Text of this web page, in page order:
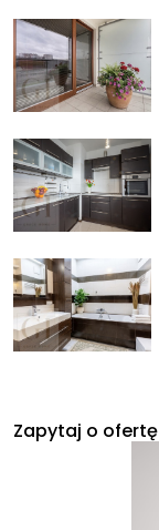
Zapytaj o ofertę